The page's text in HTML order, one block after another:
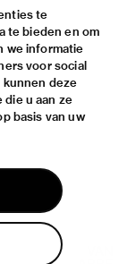
te
te bieden en om
we informatie
voor social
kunnen deze
u aan ze
basis van uw